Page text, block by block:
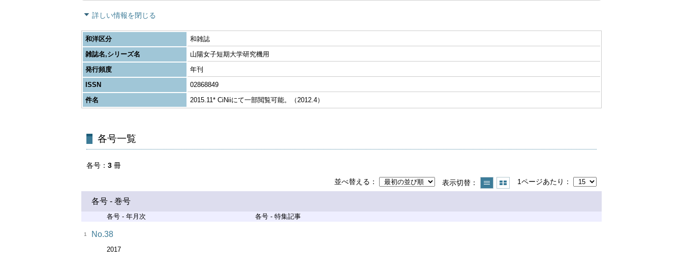
詳しい情報を閉じる
和洋区分
和雑誌
雑誌名,シリーズ名
山陽女子短期大学研究機用
発行頻度
年刊
ISSN
02868849
件名
2015.11* CiNiiにて一部閲覧可能。（2012.4）
各号一覧
各号 3 冊
並べ替える
表示切替 1ページあたり
各号 - 巻号
各号 - 年月次 各号 - 特集記事
1 No.38
2017